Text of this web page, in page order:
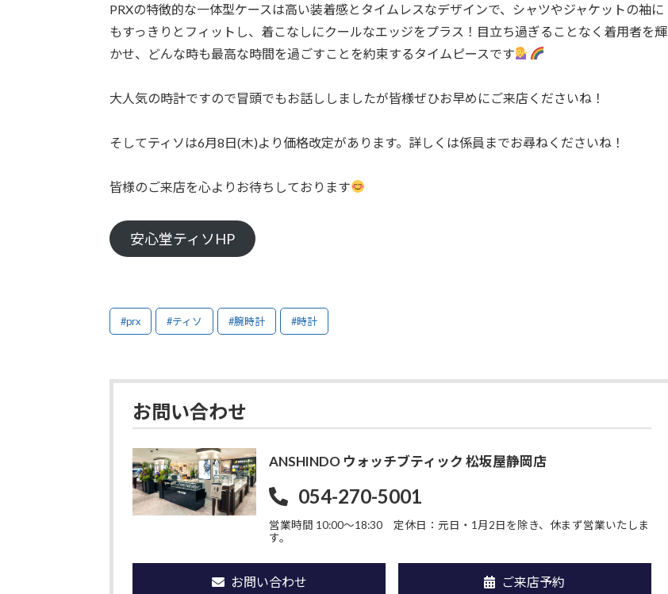
PRXの特徴的な一体型ケースは高い装着感とタイムレスなデザインで、シャツやジャケットの袖に
もすっきりとフィットし、着こなしにクールなエッジをプラス！目立ち過ぎることなく着用者を輝
かせ、どんな時も最高な時間を過ごすことを約束するタイムピースです
大人気の時計ですので冒頭でもお話ししましたが皆様ぜひお早めにご来店くださいね！
そしてティソは6月8日(木)より価格改定があります。詳しくは係員までお尋ねくださいね！
皆様のご来店を心よりお待ちしております
安心堂ティソHP
#prx #ティソ #腕時計 #時計
お問い合わせ
ANSHINDO ウォッチブティック 松坂屋静岡店
054-270-5001
営業時間 10:00〜18:30
定休日：元日・1月2日を除き、休まず営業いたしま
す。
お問い合わせ ご来店予約